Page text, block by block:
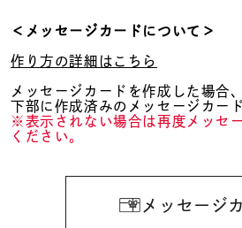
＜メッセージカードについて＞
作り方の詳細はこちら
メッセージカードを作成した場合、
下部に作成済みのメッセージカー
※表示されない場合は再度メッセ
ください。
メッセージ